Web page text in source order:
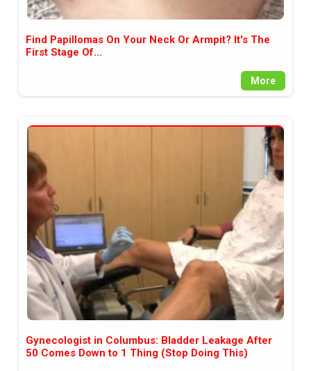
Find Papillomas On Your Neck Or Armpit? It's The
First Stage Of...
More
Gynecologist in Columbus: Bladder Leakage After
50 Comes Down to 1 Thing (Stop Doing This)